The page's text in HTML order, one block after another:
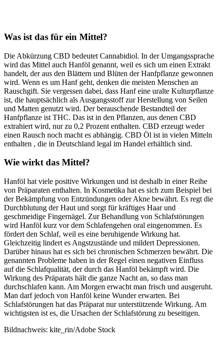
Was ist das für ein Mittel?
Die Abkürzung CBD bedeutet Cannabidiol. In der Umgangssprache
wird das Mittel auch Hanföl genannt, weil es sich um einen Extrakt
handelt, der aus den Blättern und Blüten der Hanfpflanze gewonnen
wird. Wenn es um Hanf geht, denken die meisten Menschen an
Rauschgift. Sie vergessen dabei, dass Hanf eine uralte Kulturpflanze
ist, die hauptsächlich als Ausgangsstoff zur Herstellung von Seilen
und Matten genutzt wird. Der berauschende Bestandteil der
Hanfpflanze ist THC. Das ist in den Pflanzen, aus denen CBD
extrahiert wird, nur zu 0,2 Prozent enthalten. CBD erzeugt weder
einen Rausch noch macht es abhängig. CBD Öl ist in vielen Mitteln
enthalten , die in Deutschland legal im Handel erhältlich sind.
Wie wirkt das Mittel?
Hanföl hat viele positive Wirkungen und ist deshalb in einer Reihe
von Präparaten enthalten. In Kosmetika hat es sich zum Beispiel bei
der Bekämpfung von Entzündungen oder Akne bewährt. Es regt die
Durchblutung der Haut und sorgt für kräftiges Haar und
geschmeidige Fingernägel. Zur Behandlung von Schlafstörungen
wird Hanföl kurz vor dem Schlafengehen oral eingenommen. Es
fördert den Schlaf, weil es eine beruhigende Wirkung hat.
Gleichzeitig lindert es Angstzustände und mildert Depressionen.
Darüber hinaus hat es sich bei chronischen Schmerzen bewährt. Die
genannten Probleme haben in der Regel einen negativen Einfluss
auf die Schlafqualität, der durch das Hanföl bekämpft wird. Die
Wirkung des Präparats hält die ganze Nacht an, so dass man
durchschlafen kann. Am Morgen erwacht man frisch und ausgeruht.
Man darf jedoch von Hanföl keine Wunder erwarten. Bei
Schlafstörungen hat das Präparat nur unterstützende Wirkung. Am
wichtigsten ist es, die Ursachen der Schlafstörung zu beseitigen.
Bildnachweis: kite_rin/Adobe Stock